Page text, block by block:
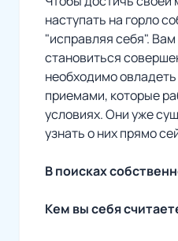
наступать на горло
"исправляя себя".
становиться
необходимо
приемами, которые
условиях. Они уже
узнать о них прямо
В поисках
Кем вы себя